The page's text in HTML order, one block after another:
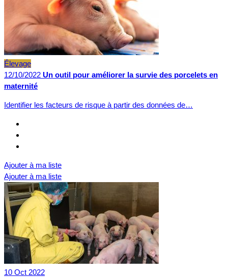
Élevage
12/10/2022 Un outil pour améliorer la survie des porcelets en
maternité
Identifier les facteurs de risque à partir des données de…
Ajouter à ma liste
Ajouter à ma liste
10 Oct 2022